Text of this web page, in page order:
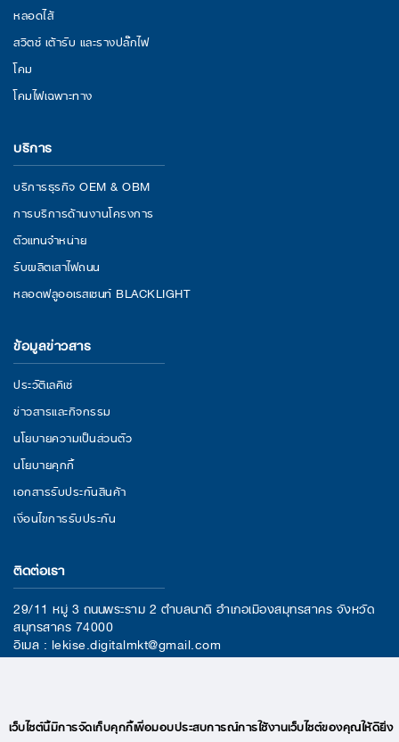
หลอดไส้
สวิตช์ เต้ารับ และรางปลั๊กไฟ
โคม
โคมไฟเฉพาะทาง
บริการ
บริการธุรกิจ OEM & OBM
การบริการด้านงานโครงการ
ตัวแทนจำหน่าย
รับผลิตเสาไฟถนน
หลอดฟลูออเรสเซนท์ BLACKLIGHT
ข้อมูลข่าวสาร
ประวัติเลคิเซ่
ข่าวสารและกิจกรรม
นโยบายความเป็นส่วนตัว
นโยบายคุกกี้
เอกสารรับประกันสินค้า
เงื่อนไขการรับประกัน
ติดต่อเรา
29/11 หมู่ 3 ถนนพระราม 2 ตำบลนาดี อำเภอเมืองสมุทรสาคร จังหวัด
สมุทรสาคร 74000
อีเมล : lekise.digitalmkt@gmail.com
เว็บไซต์นี้มีการจัดเก็บคุกกี้เพื่อมอบประสบการณ์การใช้งานเว็บไซต์ของคุณให้ดียิ่ง